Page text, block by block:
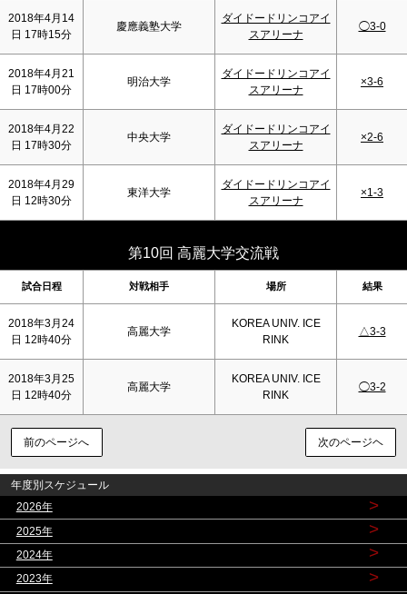
2018年4月14
日 17時15分
慶應義塾大学
ダイドードリンコアイ
スアリーナ
◯3-0
2018年4月21
日 17時00分
明治大学
ダイドードリンコアイ
スアリーナ
×3-6
2018年4月22
日 17時30分
中央大学
ダイドードリンコアイ
スアリーナ
×2-6
2018年4月29
日 12時30分
東洋大学
ダイドードリンコアイ
スアリーナ
×1-3
第10回 高麗大学交流戦
試合日程 対戦相手 場所 結果
2018年3月24
日 12時40分
高麗大学
KOREA UNIV. ICE
RINK
△3-3
2018年3月25
日 12時40分
高麗大学
KOREA UNIV. ICE
RINK
◯3-2
前のページへ 次のページヘ
年度別スケジュール
2026年
>
2025年 >
2024年 >
2023年 >